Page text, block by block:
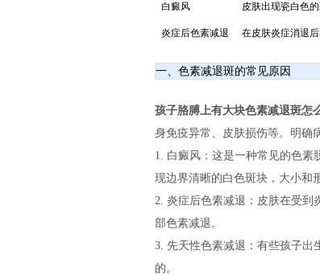
白癜风 皮肤出现瓷白色
炎症后色素减退 在皮肤炎症消退
一、色素减退斑的常见原因
孩子胳膊上有大块色素减退斑怎
身免疫异常、皮肤损伤等。明确
1. 白癜风：这是一种常见的色素
现边界清晰的白色斑块，大小和
2. 炎症后色素减退：皮肤在受到
部色素减退。
3. 先天性色素减退：有些孩子出
的。